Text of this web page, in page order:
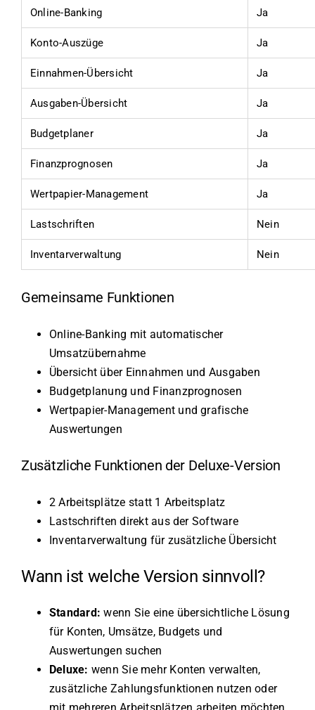
Online-Banking Ja
Konto-Auszüge Ja
Einnahmen-Übersicht Ja
Ausgaben-Übersicht Ja
Budgetplaner Ja
Finanzprognosen Ja
Wertpapier-Management Ja
Lastschriften Nein
Inventarverwaltung Nein
Gemeinsame Funktionen
Online-Banking mit automatischer
Umsatzübernahme
Übersicht über Einnahmen und Ausgaben
Budgetplanung und Finanzprognosen
Wertpapier-Management und grafische
Auswertungen
Zusätzliche Funktionen der Deluxe-Version
2 Arbeitsplätze statt 1 Arbeitsplatz
Lastschriften direkt aus der Software
Inventarverwaltung für zusätzliche Übersicht
Wann ist welche Version sinnvoll?
Standard: wenn Sie eine übersichtliche Lösung
für Konten, Umsätze, Budgets und
Auswertungen suchen
Deluxe: wenn Sie mehr Konten verwalten,
zusätzliche Zahlungsfunktionen nutzen oder